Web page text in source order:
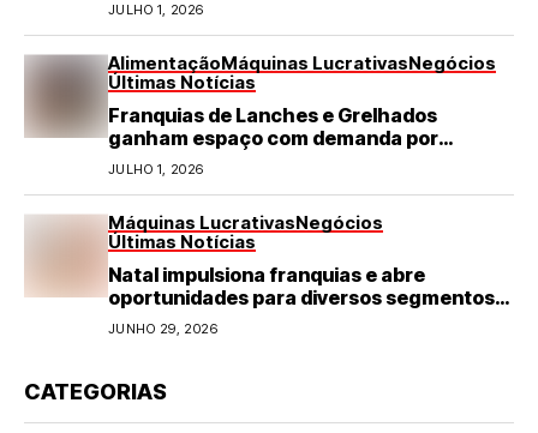
JULHO 1, 2026
AlimentaçãoMáquinas LucrativasNegócios
Últimas Notícias
Franquias de Lanches e Grelhados
ganham espaço com demanda por
refeições rápidas e de qualidade
JULHO 1, 2026
Máquinas LucrativasNegócios
Últimas Notícias
Natal impulsiona franquias e abre
oportunidades para diversos segmentos
do varejo
JUNHO 29, 2026
CATEGORIAS